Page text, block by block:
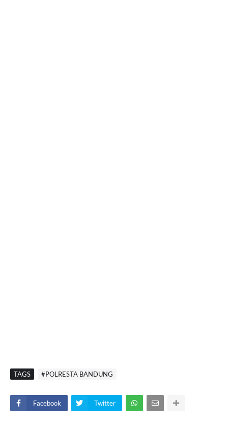
TAGS #POLRESTA BANDUNG
Facebook Twitter